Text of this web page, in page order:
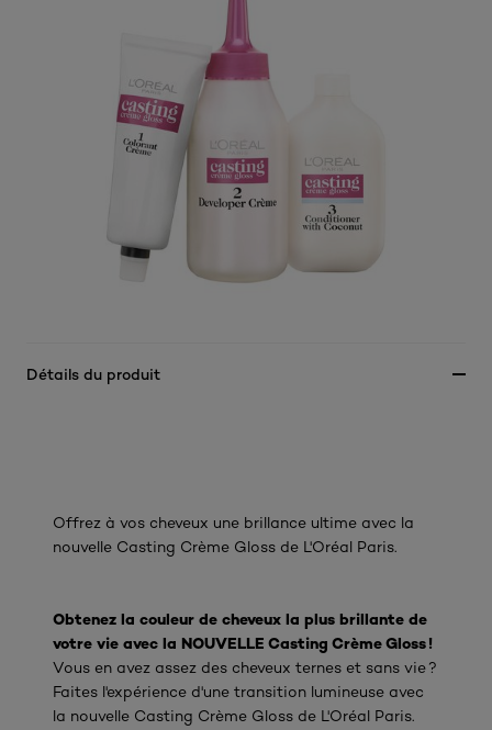
Détails du produit
Offrez à vos cheveux une brillance ultime avec la
nouvelle Casting Crème Gloss de L'Oréal Paris.
Obtenez la couleur de cheveux la plus brillante de
votre vie avec la NOUVELLE Casting Crème Gloss !
Vous en avez assez des cheveux ternes et sans vie ?
Faites l'expérience d'une transition lumineuse avec
la nouvelle Casting Crème Gloss de L'Oréal Paris.